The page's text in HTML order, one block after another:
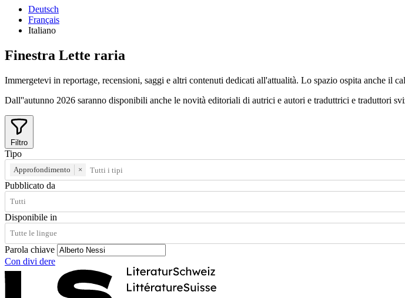
Deutsch
Français
Italiano
Finestra Lette raria
Immergetevi in reportage, recensioni, saggi e altri contenuti dedicati all'attualità. Lo spazio ospita anche il
Dall''autunno 2026 saranno disponibili anche le novità editoriali di autrici e autori e traduttrici e traduttori
Filtro
Tipo
Approfondimento ×
Pubblicato da
Disponibile in
Parola chiave
Con divi dere